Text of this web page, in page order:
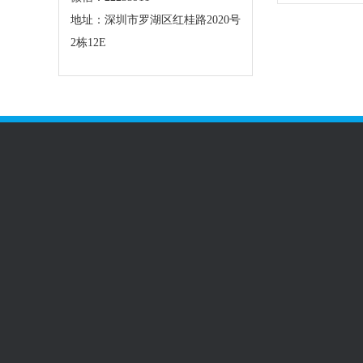
地址：深圳市罗湖区红桂路2020号
2栋12E